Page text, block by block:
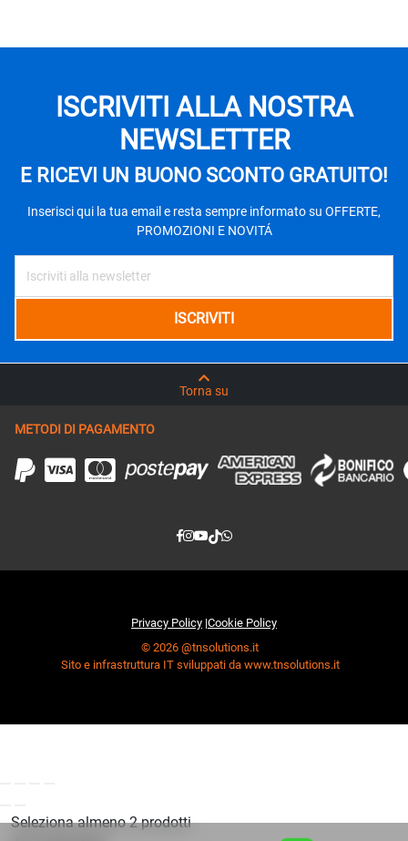
ISCRIVITI ALLA NOSTRA
NEWSLETTER
E RICEVI UN BUONO SCONTO GRATUITO!
Inserisci qui la tua email e resta sempre informato su OFFERTE,
PROMOZIONI E NOVITÁ
Torna su
METODI DI PAGAMENTO
Privacy Policy |Cookie Policy
© 2026 @tnsolutions.it
Sito e infrastruttura IT sviluppati da www.tnsolutions.it
Seleziona almeno 2 prodotti